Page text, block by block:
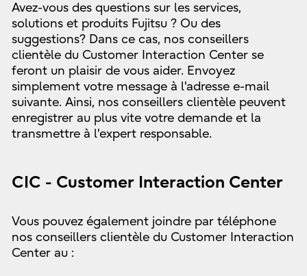
Avez-vous des questions sur les services,
solutions et produits Fujitsu ? Ou des
suggestions? Dans ce cas, nos conseillers
clientèle du Customer Interaction Center se
feront un plaisir de vous aider. Envoyez
simplement votre message à l'adresse e-mail
suivante. Ainsi, nos conseillers clientèle peuvent
enregistrer au plus vite votre demande et la
transmettre à l'expert responsable.
CIC - Customer Interaction Center
Vous pouvez également joindre par téléphone
nos conseillers clientèle du Customer Interaction
Center au :